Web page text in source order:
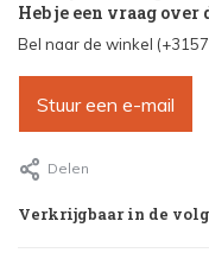
Heb je een vraag
Bel naar de winkel
Stuur een e-mail
Delen
Verkrijgbaar in de